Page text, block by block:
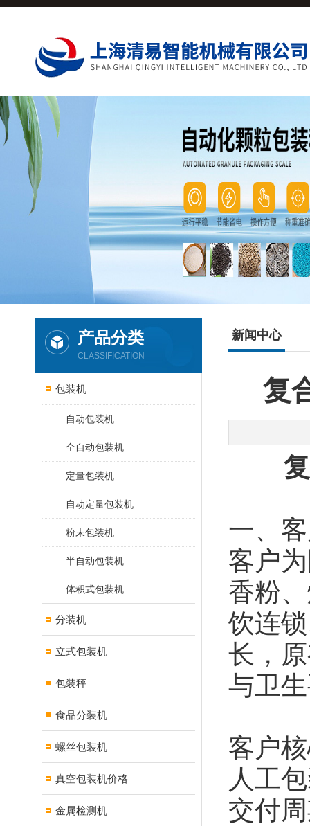
产品分类
CLASSIFICATION
包装机
自动包装机
全自动包装机
定量包装机
自动定量包装机
粉末包装机
半自动包装机
体积式包装机
分装机
立式包装机
包装秤
食品分装机
螺丝包装机
真空包装机价格
金属检测机
新闻中心
复
一、
客户
香粉
饮连
长，
与卫
客户
人工
交付